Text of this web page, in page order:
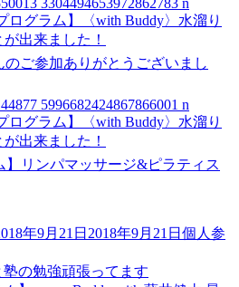
のご参加ありがとうございまし
】リンパマッサージ&ピラティス
:
年9月21日 2018年9月21日ゴ
個人参
の勉強頑張ってます